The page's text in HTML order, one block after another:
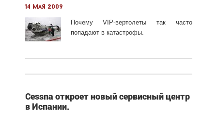
14 мая 2009
Почему VIP-вертолеты так часто
попадают в катастрофы.
Cessna откроет новый сервисный центр
в Испании.